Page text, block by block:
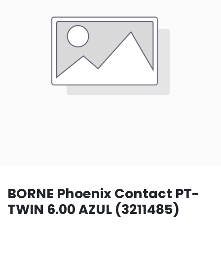
BORNE Phoenix Contact PT-
TWIN 6.00 AZUL (3211485)